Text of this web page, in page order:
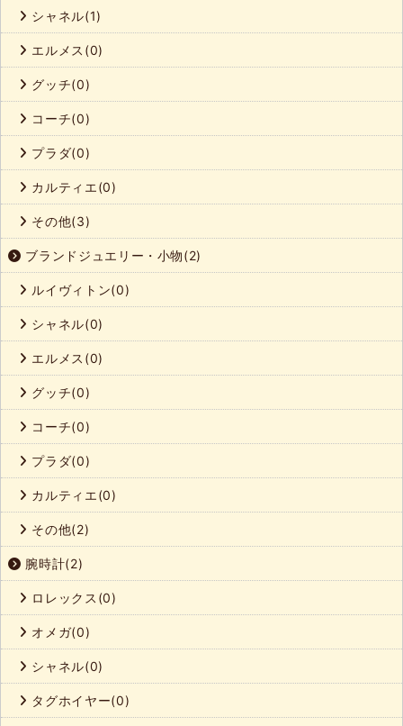
シャネル(1)
エルメス(0)
グッチ(0)
コーチ(0)
プラダ(0)
カルティエ(0)
その他(3)
ブランドジュエリー・小物(2)
ルイヴィトン(0)
シャネル(0)
エルメス(0)
グッチ(0)
コーチ(0)
プラダ(0)
カルティエ(0)
その他(2)
腕時計(2)
ロレックス(0)
オメガ(0)
シャネル(0)
タグホイヤー(0)